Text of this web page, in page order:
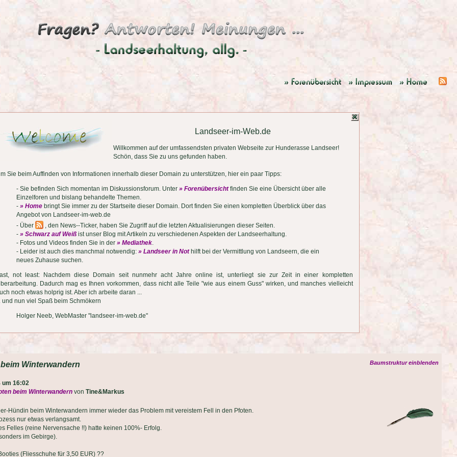
Landseer-im-Web.de
Willkommen auf der umfassendsten privaten Webseite zur Hunderasse Landseer!
Schön, dass Sie zu uns gefunden haben.
Sie beim Auffinden von Informationen innerhalb dieser Domain zu unterstützen, hier ein paar Tipps:
- Sie befinden Sich momentan im Diskussionsforum. Unter » Forenübersichtfinden Sie eine Übersicht über alle
Einzelforen und bislang behandelte Themen.
- » Homebringt Sie immer zu der Startseite dieser Domain. Dort finden Sie einen kompletten Überblick über das
Angebot von Landseer-im-web.de
- Über
, den News--Ticker, haben Sie Zugriff auf die letzten Aktualisierungen dieser Seiten.
- » Schwarz auf Weißist unser Blog mit Artikeln zu verschiedenen Aspekten der Landseerhaltung.
- Fotos und Videos finden Sie in der » Mediathek.
- Leider ist auch dies manchmal notwendig: » Landseer in Nothilft bei der Vermittlung von Landseern, die ein
neues Zuhause suchen.
not least: Nachdem diese Domain seit nunmehr acht Jahre online ist, unterliegt sie zur Zeit in einer kompletten
Dadurch mag es Ihnen vorkommen, dass nicht alle Teile "wie aus einem Guss" wirken, und manches vielleicht
noch etwas holprig ist. Aber ich arbeite daran ...
und nun viel Spaß beim Schmökern
Holger Neeb, WebMaster "landseer-im-web.de"
Baumstruktur einblenden
Winterwandern
um 16:02
beim Winterwandern von Tine&Markus
Hündin beim Winterwandern immer wieder das Problem mit vereistem Fell in den Pfoten.
nur etwas verlangsamt.
Felles (reine Nervensache !!) hatte keinen 100%- Erfolg.
im Gebirge).
(Fliesschuhe für 3,50 EUR) ??